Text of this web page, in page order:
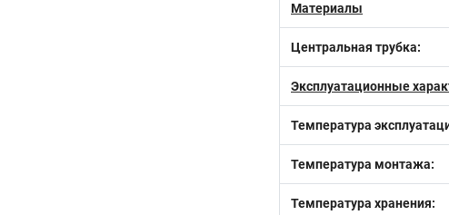
Материалы
Центральная трубка:
Эксплуатационные
Температура
Температура монтажа:
Температура хранения: